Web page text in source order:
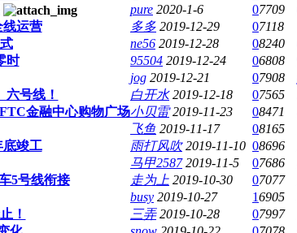
pure 2020-1-6 07709
线运营 多多 2019-12-29 07118
ne56 2019-12-28 08240
时 95504 2019-12-24 06808
jog 2019-12-21 07908
号线！ 白开水 2019-12-18 07565
金融中心购物广场小贝雷 2019-11-23 08471
飞鱼 2019-11-17 08165
底竣工 雨打风吹 2019-11-10 08696
马甲2587 2019-11-5 07686
5号线衔接 走为上 2019-10-30 07077
busy 2019-10-27 16905
！ 三弄 2019-10-28 07997